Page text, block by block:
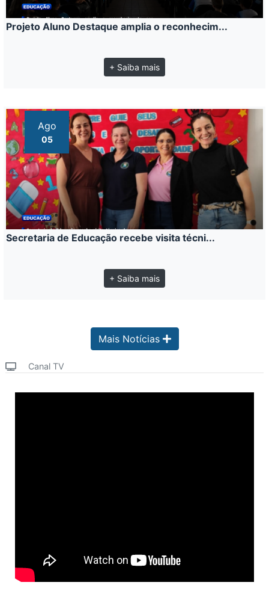
Projeto Aluno Destaque amplia o reconhecim...
+ Saiba mais
Ago
05
Secretaria de Educação recebe visita técni...
+ Saiba mais
Mais Notícias
Canal TV